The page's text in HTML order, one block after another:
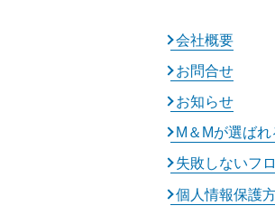
会社概要
お問合せ
お知らせ
M＆Mが選ば
失敗しないフ
個人情報保護